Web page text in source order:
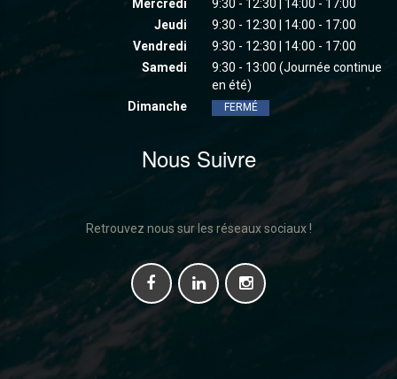
Mercredi
9:30 - 12:30 | 14:00 - 17:00
Jeudi
9:30 - 12:30 | 14:00 - 17:00
Vendredi
9:30 - 12:30 | 14:00 - 17:00
Samedi
9:30 - 13:00 (Journée continue
en été)
Dimanche
FERMÉ
Nous Suivre
Retrouvez nous sur les réseaux sociaux !